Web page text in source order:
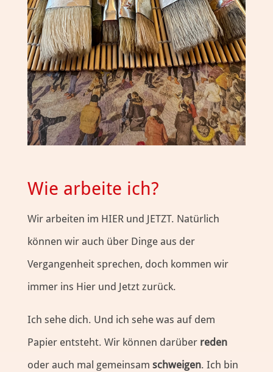
Wie arbeite ich?
Wir arbeiten im HIER und JETZT. Natürlich
können wir auch über Dinge aus der
Vergangenheit sprechen, doch kommen wir
immer ins Hier und Jetzt zurück.
Ich sehe dich. Und ich sehe was auf dem
Papier entsteht. Wir können darüberreden
oder auch mal gemeinsam schweigen. Ich bin